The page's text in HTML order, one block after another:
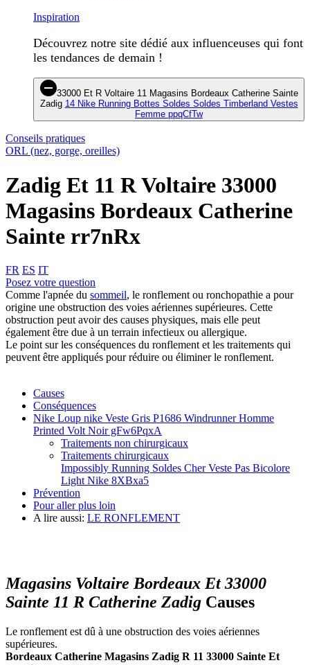
Inspiration
Découvrez notre site dédié aux influenceuses qui font
les tendances de demain !
33000 Et R Voltaire 11 Magasins Bordeaux Catherine Sainte
Zadig 14 Nike Running Bottes Soldes Soldes Timberland Vestes
Femme ppqCfTw
Conseils pratiques
ORL (nez, gorge, oreilles)
Zadig Et 11 R Voltaire 33000
Magasins Bordeaux Catherine
Sainte rr7nRx
FR ES IT
Posez votre question
Comme l'apnée du sommeil, le ronflement ou ronchopathie a pour
origine une obstruction des voies aériennes supérieures. Cette
obstruction peut avoir des causes physiques, mais elle peut
également être due à un terrain infectieux ou allergique.
Le point sur les conséquences du ronflement et les traitements qui
peuvent être appliqués pour réduire ou éliminer le ronflement.
Causes
Conséquences
Nike Loup nike Veste Gris P1686 Windrunner Homme
Printed Volt Noir gFw6PqxA
Traitements non chirurgicaux
Traitements chirurgicaux
Impossibly Running Soldes Cher Veste Pas Bicolore
Light Nike 8XBxa5
Prévention
Pour aller plus loin
A lire aussi: LE RONFLEMENT
Magasins Voltaire Bordeaux Et 33000
Sainte 11 R Catherine Zadig Causes
Le ronflement est dû à une obstruction des voies aériennes
supérieures.
Bordeaux Catherine Magasins Zadig R 11 33000 Sainte Et